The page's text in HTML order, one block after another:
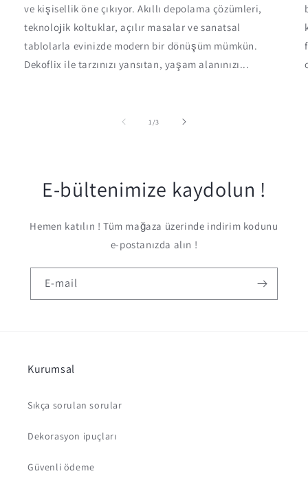
ve kişisellik öne çıkıyor. Akıllı depolama çözümleri,
teknolojik koltuklar, açılır masalar ve sanatsal
tablolarla evinizde modern bir dönüşüm mümkün.
Dekoflix ile tarzınızı yansıtan, yaşam alanınızı...
1/de
3
E-bültenimize kaydolun !
Hemen katılın ! Tüm mağaza üzerinde indirim kodunu
e-postanızda alın !
E-mail
Kurumsal
Sıkça sorulan sorular
Dekorasyon ipuçları
Güvenli ödeme